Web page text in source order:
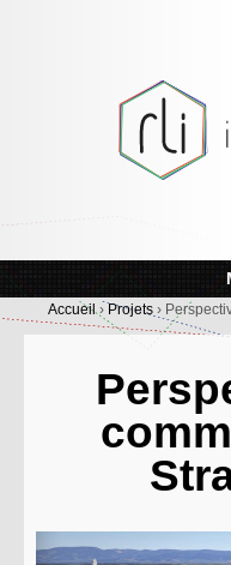
Accueil › Projets ›